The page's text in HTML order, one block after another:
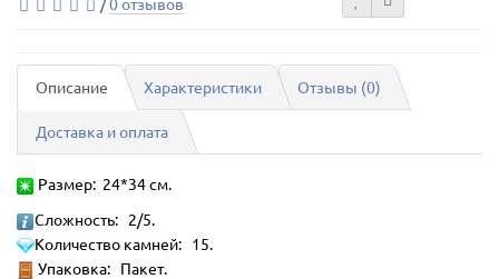
Описание Характеристики Отзывы (0)
Доставка и оплата
Размер: 24*34 см.
Сложность: 2/5.
Количество камней: 15.
Упаковка: Пакет.